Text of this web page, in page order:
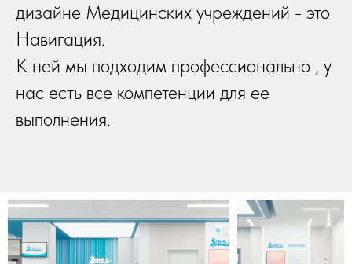
дизайне Медицинских учреждений - это
Навигация.
К ней мы подходим профессионально , у
нас есть все компетенции для ее
выполнения.